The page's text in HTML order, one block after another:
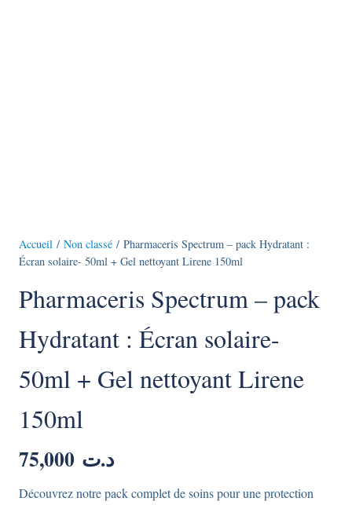
Accueil / Non classé / Pharmaceris Spectrum – pack Hydratant :
Écran solaire- 50ml + Gel nettoyant Lirene 150ml
Pharmaceris Spectrum – pack
Hydratant : Écran solaire-
50ml + Gel nettoyant Lirene
150ml
د.ت
Découvrez notre pack complet de soins pour une protection